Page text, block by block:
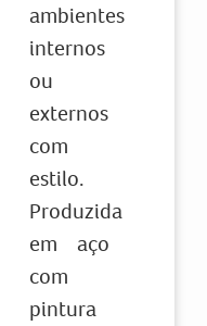
ambientes
internos
ou
externos
com
estilo.
Produzida
em aço
com
pintura